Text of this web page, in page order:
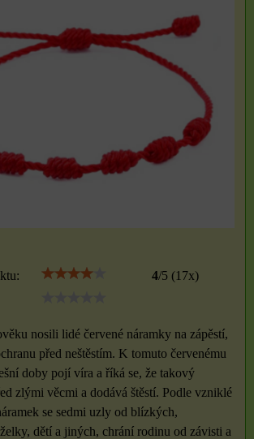
4/5 (17x)
nosili lidé červené náramky na zápěstí,
před neštěstím. K tomuto červenému
doby pojí víra a říká se, že takový
zlými věcmi a dodává štěstí. Podle vzniklé
se sedmi uzly od blízkých,
dětí a jiných, chrání rodinu od závisti a